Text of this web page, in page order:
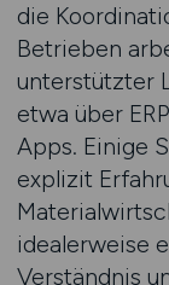
die
Betrieben
unterstützter
etwa über
Apps. Einige
explizit
idealerweise
Verständnis